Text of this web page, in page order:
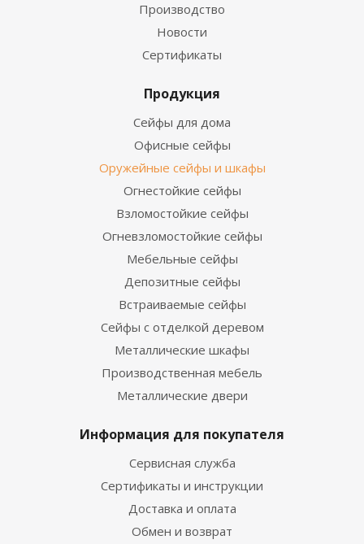
Производство
Новости
Сертификаты
Продукция
Сейфы для дома
Офисные сейфы
Оружейные сейфы и шкафы
Огнестойкие сейфы
Взломостойкие сейфы
Огневзломостойкие сейфы
Мебельные сейфы
Депозитные сейфы
Встраиваемые сейфы
Сейфы с отделкой деревом
Металлические шкафы
Производственная мебель
Металлические двери
Информация для покупателя
Сервисная служба
Сертификаты и инструкции
Доставка и оплата
Обмен и возврат